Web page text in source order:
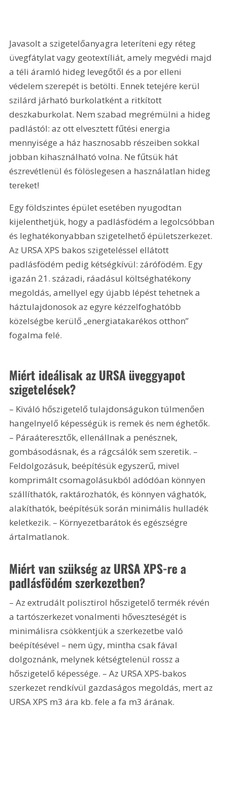
Javasolt a szigetelőanyagra leteríteni egy réteg
üvegfátylat vagy geotextíliát, amely megvédi majd
a téli áramló hideg levegőtől és a por elleni
védelem szerepét is betölti. Ennek tetejére kerül
szilárd járható burkolatként a ritkított
deszkaburkolat. Nem szabad megrémülni a hideg
padlástól: az ott elvesztett fűtési energia
mennyisége a ház hasznosabb részeiben sokkal
jobban kihasználható volna. Ne fűtsük hát
észrevétlenül és fölöslegesen a használatlan hideg
tereket!
Egy földszintes épület esetében nyugodtan
kijelenthetjük, hogy a padlásfödém a legolcsóbban
és leghatékonyabban szigetelhető épületszerkezet.
Az URSA XPS bakos szigeteléssel ellátott
padlásfödém pedig kétségkívül: zárófödém. Egy
igazán 21. századi, ráadásul költséghatékony
megoldás, amellyel egy újabb lépést tehetnek a
háztulajdonosok az egyre kézzelfoghatóbb
közelségbe kerülő „energiatakarékos otthon”
fogalma felé.
Miért ideálisak az URSA üveggyapot
szigetelések?
– Kiváló hőszigetelő tulajdonságukon túlmenően
hangelnyelő képességük is remek és nem éghetők.
– Páraáteresztők, ellenállnak a penésznek,
gombásodásnak, és a rágcsálók sem szeretik. –
Feldolgozásuk, beépítésük egyszerű, mivel
komprimált csomagolásukból adódóan könnyen
szállíthatók, raktározhatók, és könnyen vághatók,
alakíthatók, beépítésük során minimális hulladék
keletkezik. – Környezetbarátok és egészségre
ártalmatlanok.
Miért van szükség az URSA XPS-re a
padlásfödém szerkezetben?
– Az extrudált polisztirol hőszigetelő termék révén
a tartószerkezet vonalmenti hőveszteségét is
minimálisra csökkentjük a szerkezetbe való
beépítésével – nem úgy, mintha csak fával
dolgoznánk, melynek kétségtelenül rossz a
hőszigetelő képessége. – Az URSA XPS-bakos
szerkezet rendkívül gazdaságos megoldás, mert az
URSA XPS m3 ára kb. fele a fa m3 árának.